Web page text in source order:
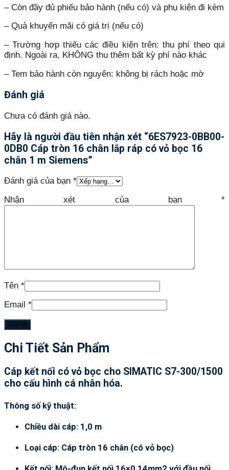
– Còn đầy đủ phiếu bảo hành (nếu có) và phụ kiện đi kèm
– Quà khuyến mãi có giá trị (nếu có)
– Trường hợp thiếu các điều kiện trên: thu phí theo qui
định. Ngoài ra, KHÔNG thu thêm bất kỳ phí nào khác
– Tem bảo hành còn nguyên: không bị rách hoặc mờ
Đánh giá
Chưa có đánh giá nào.
Hãy là người đầu tiên nhận xét “6ES7923-0BB00-
0DB0 Cáp tròn 16 chân lắp ráp có vỏ bọc 16
chân 1 m Siemens”
Đánh giá của bạn *
Nhận xét của bạn *
Tên *
Email *
Chi Tiết Sản Phẩm
Cáp kết nối có vỏ bọc cho SIMATIC S7-300/1500
cho cấu hình cá nhân hóa.
Thông số kỹ thuật:
Chiều dài cáp: 1,0 m
Loại cáp: Cáp tròn 16 chân (có vỏ bọc)